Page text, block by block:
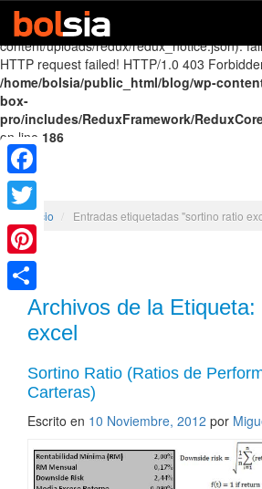
Warning: file_get_contents(http://
content/uploads/redux/redux_notice.json):
HTTP request failed! HTTP/1.0 403
/home/bolsia/public_html/blog/wp-
box-
pro/includes/ReduxFramework/
on line 186
Inicio / Entradas etiquetadas "sortino ratio
Archivos de la Etiqueta:
excel
Sortino Ratio (Ratios de
Carteras)
Escrito en 10 Noviembre, 2012 por
Facebook
Twitter
Pinterest
Share